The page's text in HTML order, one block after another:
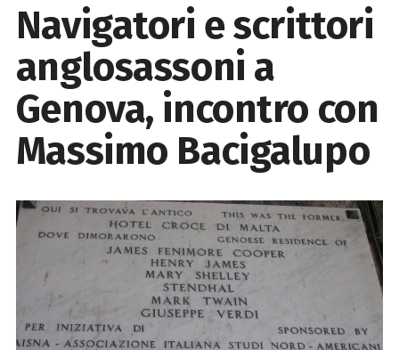
Navigatori e scrittori
anglosassoni a
Genova, incontro con
Massimo Bacigalupo